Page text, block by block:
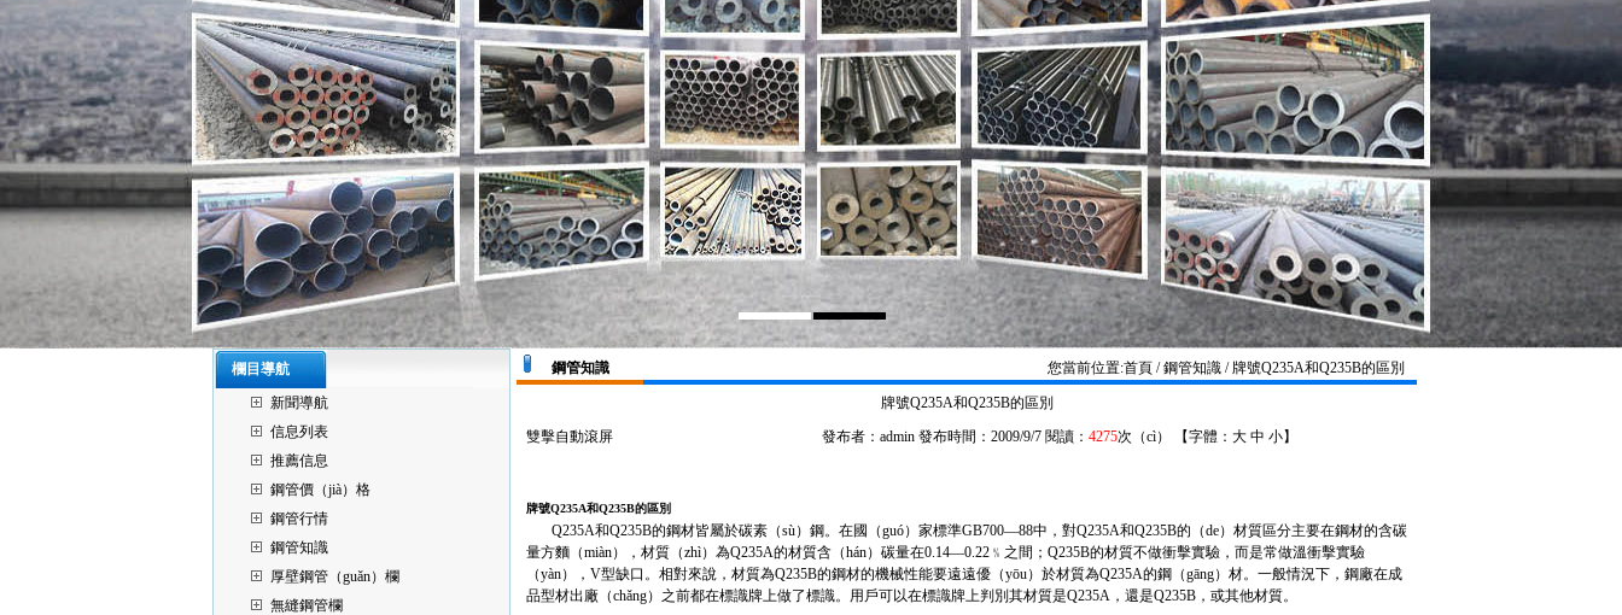
欄目導航
新聞導航
信息列表
推薦信息
鋼管價（jià）格
鋼管行情
鋼管知識
厚壁鋼管（guǎn）欄
無縫鋼管欄
鋼管知識 您當前位置:首頁 / 鋼管知識 / 牌號Q235A和Q235B的區別
牌號Q235A和Q235B的區別
雙擊自動滾屏
發布者：admin 發布時間：2009/9/7 閱讀： 4275次（cì） 【字體： 大 中 小】
牌號Q235A和Q235B的區別
Q235A和Q235B的鋼材皆屬於碳素（sù）鋼。在國（guó）家標準GB700—88中，對Q235A和Q235B的（de）材質區分主要在鋼材的含碳
量方麵（miàn），材質（zhì）為Q235A的材質含（hán）碳量在0.14—0.22﹪之間；Q235B的材質不做衝擊實驗，而是常做溫衝擊實驗
（yàn），V型缺口。相對來說，材質為Q235B的鋼材的機械性能要遠遠優（yōu）於材質為Q235A的鋼（gāng）材。一般情況下，鋼廠在成
品型材出廠（chǎng）之前都在標識牌上做了標識。用戶可以在標識牌上判別其材質是Q235A，還是Q235B，或其他材質。